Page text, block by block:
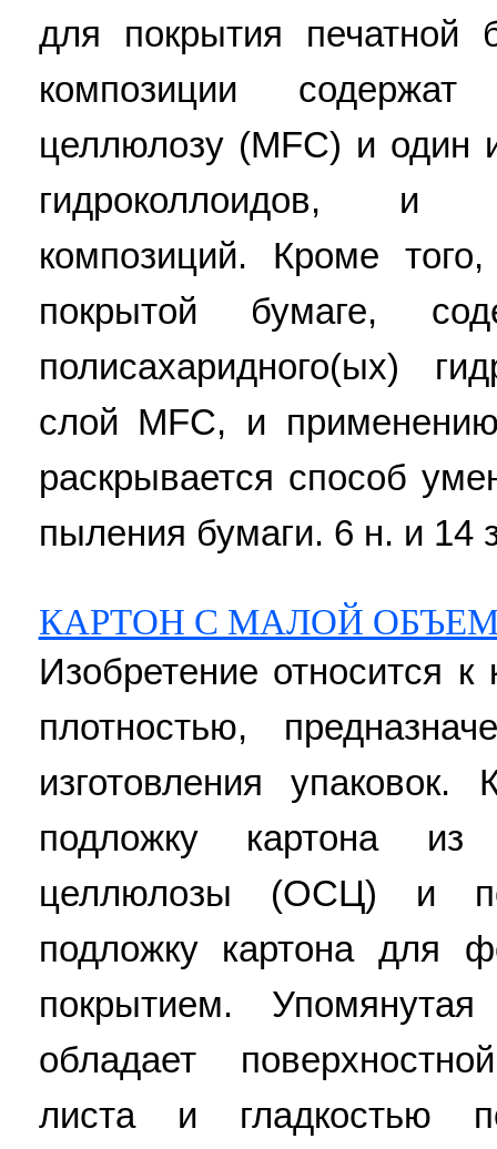
для покрытия печатной
композиции содержат
целлюлозу (MFC) и один
гидроколлоидов, и
композиций. Кроме
покрытой бумаге,
полисахаридного(ых)
слой MFC, и
раскрывается способ
пыления бумаги. 6 н. и 14
КАРТОН С МАЛОЙ
Изобретение относится
плотностью,
изготовления
подложку картона из
целлюлозы (ОСЦ) и
подложку картона для
покрытием.
обладает
листа и гладкостью